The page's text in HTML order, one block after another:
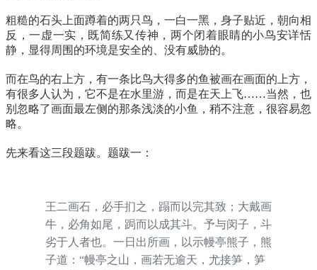
粗糙的石头上面蹲着的两只鸟，一白一黑，身子贴近，朝向相
反，一虚一实，既简练又传神，两个闭着眼睛的小鸟安详恬
静，显得周围的环境是安全的、没有威胁的。
而在鸟的右上方，有一条比鸟大得多的鱼被画在画面的上方，
有很多人认为，它不是在水里游，而是在天上飞……当然，也
别忽略了画面最左侧的那条浅淡的小鱼，稍不注意，很容易忽
略。
先来看这三段题跋。题跋一：
王二画石，必手扪之，蹋而以完其致；大戴画
牛，必角如尾，跼而以成其斗。予与闵子，斗
劣于人者也。一日出所画，以示幔亭熊子，熊
子道：“幔亭之山，画若无逾天，尤接笋，笋